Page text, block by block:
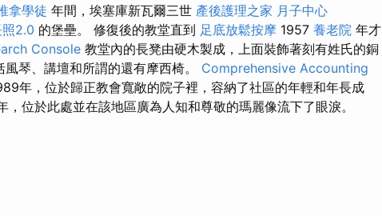
拿學徒 年間，埃塞庫新瓦爾三世 產後護理之家 月子中心
2.0 的堡壘。 修復後的教堂直到 足底放鬆按摩 1957 養老院 年才
Console 教堂內的長凳由硬木製成，上面裝飾著刻有姓氏的銅
風琴、講壇和所謂的還有摩西椅。 Comprehensive Accounting
年，位於歸正教會寬敞的院子裡，容納了社區的年輕和年長成
，位於此處並在該地區廣為人知和尊敬的瑪麗像流下了眼淚。